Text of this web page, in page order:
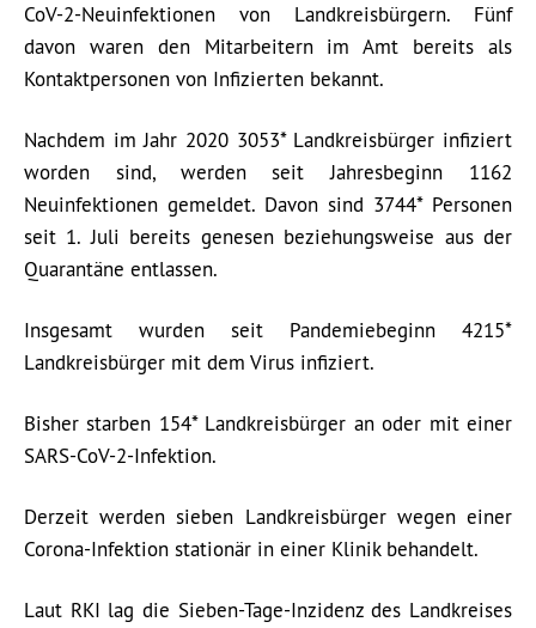
CoV-2-Neuinfektionen von Landkreisbürgern. Fünf
davon waren den Mitarbeitern im Amt bereits als
Kontaktpersonen von Infizierten bekannt.
Nachdem im Jahr 2020 3053* Landkreisbürger infiziert
worden sind, werden seit Jahresbeginn 1162
Neuinfektionen gemeldet. Davon sind 3744* Personen
seit 1. Juli bereits genesen beziehungsweise aus der
Quarantäne entlassen.
Insgesamt wurden seit Pandemiebeginn 4215*
Landkreisbürger mit dem Virus infiziert.
Bisher starben 154* Landkreisbürger an oder mit einer
SARS-CoV-2-Infektion.
Derzeit werden sieben Landkreisbürger wegen einer
Corona-Infektion stationär in einer Klinik behandelt.
Laut RKI lag die Sieben-Tage-Inzidenz des Landkreises